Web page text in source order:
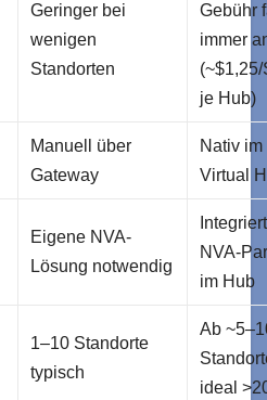
Geringer bei
wenigen
Standorten
Gebühr
immer
(~$1,25/
je Hub)
Manuell über
Gateway
Nativ im
Virtual
Eigene NVA-
Lösung notwendig
NVA-
im Hub
1–10 Standorte
typisch
Ab
ideal